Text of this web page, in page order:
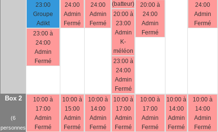
23:00
Groupe
Adikt
23:00 à
24:00
Admin
Fermé
24:00
Admin
Fermé
24:00
Admin
Fermé
(batteur)
20:00 à
23:00
Admin
K-
méléon
23:00 à
24:00
Admin
Fermé
20:00 à
24:00
Admin
Fermé
24:00
Admin
Fermé
Box 2
(6
personnes
10:00 à
17:00
Admin
Fermé
10:00 à
15:00
Admin
Fermé
10:00 à
14:00
Admin
Fermé
10:00 à
17:00
Admin
Fermé
10:00 à
17:00
Admin
Fermé
10:00 à
14:00
Admin
Fermé
10:00 à
14:00
Admin
Fermé